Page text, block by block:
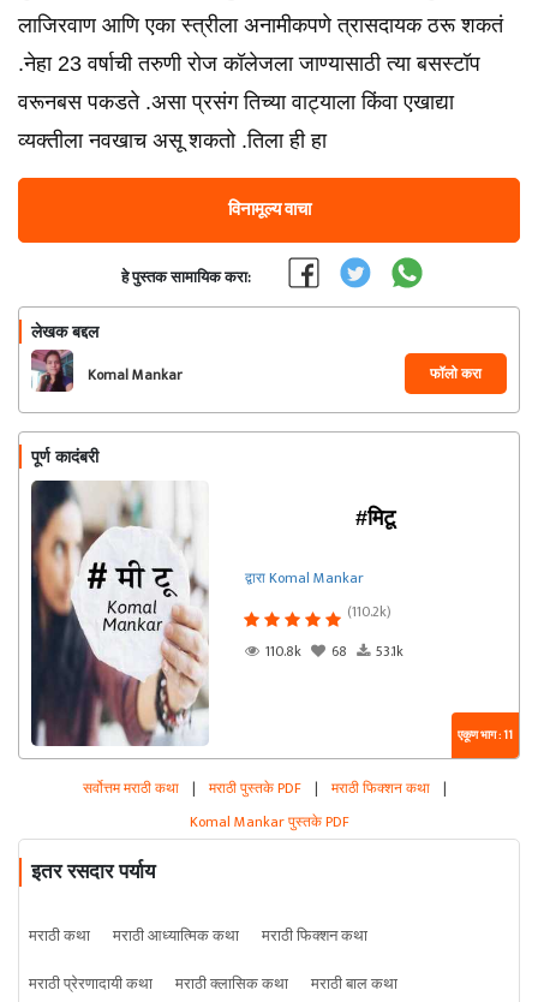
लाजिरवाण आणि एका स्त्रीला अनामीकपणे त्रासदायक ठरू शकतं
.नेहा 23 वर्षाची तरुणी रोज कॉलेजला जाण्यासाठी त्या बसस्टॉप
वरूनबस पकडते .असा प्रसंग तिच्या वाट्याला किंवा एखाद्या
व्यक्तीला नवखाच असू शकतो .तिला ही हा
विनामूल्य वाचा
हे पुस्तक सामायिक करा:
लेखक बद्दल
Komal Mankar फॉलो करा
पूर्ण कादंबरी
#मिटू
द्वारा Komal Mankar
(110.2k)
110.8k
68 53.1k
एकूण भाग : 11
सर्वोत्तम मराठी कथा | मराठी पुस्तके PDF | मराठी फिक्शन कथा |
Komal Mankar पुस्तके PDF
इतर रसदार पर्याय
मराठी कथा मराठी आध्यात्मिक कथा
मराठी फिक्शन कथा
मराठी प्रेरणादायी कथा
मराठी क्लासिक कथा मराठी बाल कथा